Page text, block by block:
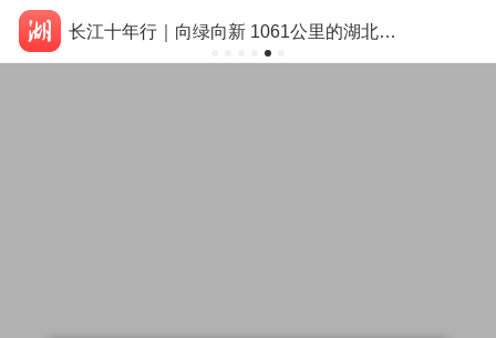
长江十年行｜向绿向新 1061公里的湖北答卷